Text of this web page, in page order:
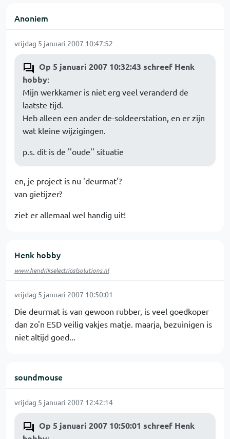
Anoniem
vrijdag 5 januari 2007 10:47:52
Op 5 januari 2007 10:32:43 schreef Henk
hobby:
Mijn werkkamer is niet erg veel veranderd de
laatste tijd.
Heb alleen een ander de-soldeerstation, en er zijn
wat kleine wijzigingen.
p.s. dit is de ''oude'' situatie
en, je project is nu 'deurmat'?
van gietijzer?
ziet er allemaal wel handig uit!
Henk hobby
www.hendrikselectricalsolutions.nl
vrijdag 5 januari 2007 10:50:01
Die deurmat is van gewoon rubber, is veel goedkoper
dan zo'n ESD veilig vakjes matje. maarja, bezuinigen is
niet altijd goed...
soundmouse
vrijdag 5 januari 2007 12:42:14
Op 5 januari 2007 10:50:01 schreef Henk